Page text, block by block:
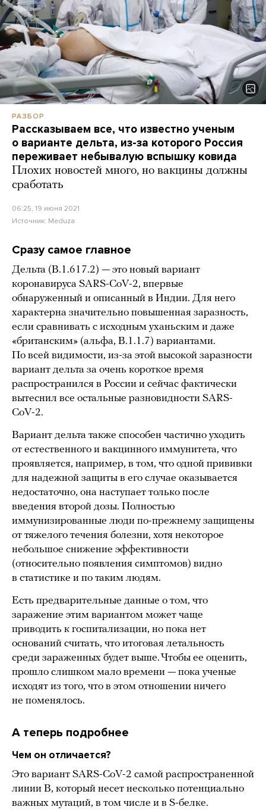
РАЗБОР
Рассказываем все, что известно ученым
о варианте дельта, из-за которого Россия
переживает небывалую вспышку ковида
Плохих новостей много, но вакцины должны
сработать
06:25, 19 июня 2021
Источник: Meduza
Сразу самое главное
Дельта (B.1.617.2) — это новый вариант
коронавируса SARS-CoV-2, впервые
обнаруженный и описанный в Индии. Для него
характерна значительно повышенная заразность,
если сравнивать с исходным уханьским и даже
«британским» (альфа, B.1.1.7) вариантами.
По всей видимости, из-за этой высокой заразности
вариант дельта за очень короткое время
распространился в России и сейчас фактически
вытеснил все остальные разновидности SARS-
CoV-2.
Вариант дельта также способен частично уходить
от естественного и вакцинного иммунитета, что
проявляется, например, в том, что одной прививки
для надежной защиты в его случае оказывается
недостаточно, она наступает только после
введения второй дозы. Полностью
иммунизированные люди по-прежнему защищены
от тяжелого течения болезни, хотя некоторое
небольшое снижение эффективности
(относительно появления симптомов) видно
в статистике и по таким людям.
Есть предварительные данные о том, что
заражение этим вариантом может чаще
приводить к госпитализации, но пока нет
оснований считать, что итоговая летальность
среди зараженных будет выше. Чтобы ее оценить,
прошло слишком мало времени — пока ученые
исходят из того, что в этом отношении ничего
не поменялось.
А теперь подробнее
Чем он отличается?
Это вариант SARS-CoV-2 самой распространенной
линии B, который несет несколько потенциально
важных мутаций, в том числе и в S-белке.